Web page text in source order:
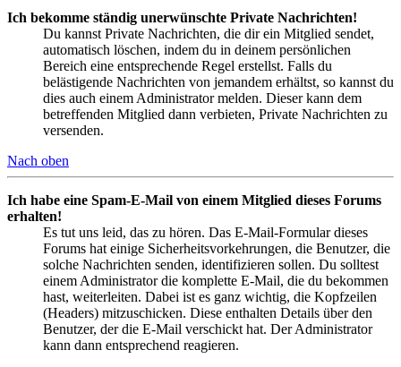
Ich bekomme ständig unerwünschte Private Nachrichten!
Du kannst Private Nachrichten, die dir ein Mitglied sendet,
automatisch löschen, indem du in deinem persönlichen
Bereich eine entsprechende Regel erstellst. Falls du
belästigende Nachrichten von jemandem erhältst, so kannst du
dies auch einem Administrator melden. Dieser kann dem
betreffenden Mitglied dann verbieten, Private Nachrichten zu
versenden.
Nach oben
Ich habe eine Spam-E-Mail von einem Mitglied dieses Forums
erhalten!
Es tut uns leid, das zu hören. Das E-Mail-Formular dieses
Forums hat einige Sicherheitsvorkehrungen, die Benutzer, die
solche Nachrichten senden, identifizieren sollen. Du solltest
einem Administrator die komplette E-Mail, die du bekommen
hast, weiterleiten. Dabei ist es ganz wichtig, die Kopfzeilen
(Headers) mitzuschicken. Diese enthalten Details über den
Benutzer, der die E-Mail verschickt hat. Der Administrator
kann dann entsprechend reagieren.